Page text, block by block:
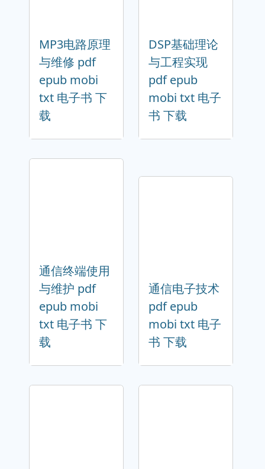
MP3电路原理
与维修 pdf
epub mobi
txt 电子书 下
载
DSP基础理论
与工程实现
pdf epub
mobi txt 电子
书 下载
通信终端使用
与维护 pdf
epub mobi
txt 电子书 下
载
通信电子技术
pdf epub
mobi txt 电子
书 下载